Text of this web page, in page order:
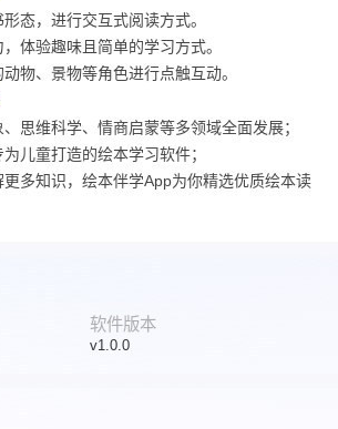
态，进行交互式阅读方式。
体验趣味且简单的学习方式。
物、景物等角色进行点触互动。
思维科学、情商启蒙等多领域全面发展；
儿童打造的绘本学习软件；
多知识，绘本伴学App为你精选优质绘本读
软件版本
v1.0.0